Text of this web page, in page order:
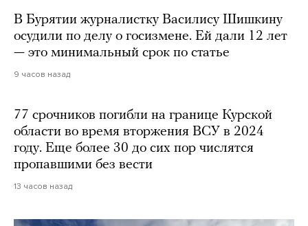
В Бурятии журналистку Василису Шишкину
осудили по делу о госизмене. Ей дали 12 лет
— это минимальный срок по статье
9 часов назад
77 срочников погибли на границе Курской
области во время вторжения ВСУ в 2024
году. Еще более 30 до сих пор числятся
пропавшими без вести
13 часов назад